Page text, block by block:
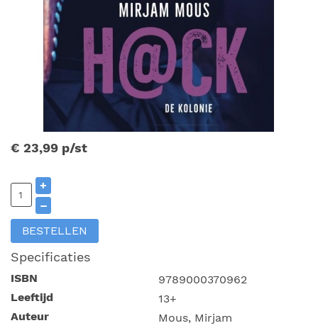
€ 23,99 p/st
+
–
BESTELLEN
Specificaties
ISBN
9789000370962
Leeftijd
13+
Auteur
Mous, Mirjam